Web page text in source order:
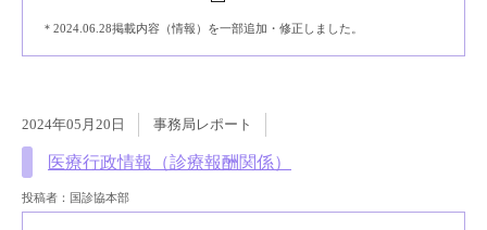
＊2024.06.28掲載内容（情報）を一部追加・修正しました。
2024年05月20日 事務局レポート
医療行政情報（診療報酬関係）
投稿者：国診協本部